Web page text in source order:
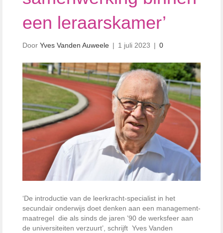
een leraarskamer’
Door Yves Vanden Auweele | 1 juli 2023 | 0
‘De introductie van de leerkracht-specialist in het
secundair onderwijs doet denken aan een management-
maatregel die als sinds de jaren ’90 de werksfeer aan
de universiteiten verzuurt’, schrijft Yves Vanden